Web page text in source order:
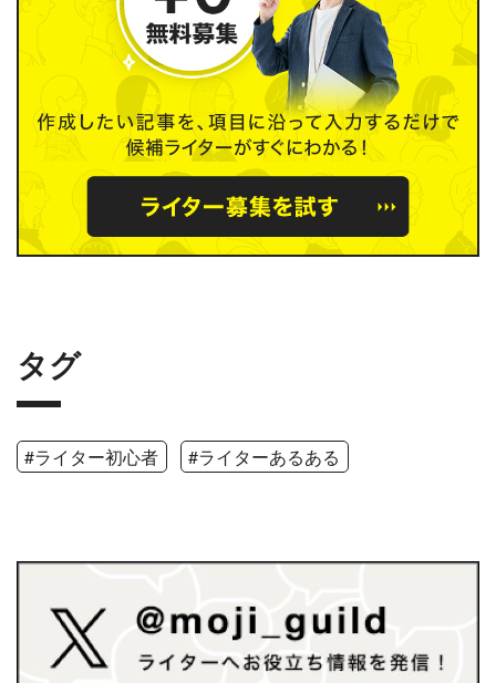
タグ
#ライター初心者 #ライターあるある